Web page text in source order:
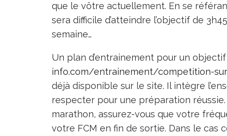
que le vôtre actuellement. En se
sera difficile d’atteindre l’objectif de
semaine…
Un plan d’entrainement pour un
info.com/entrainement/competition-
déjà disponible sur le site. Il intègre
respecter pour une préparation
marathon, assurez-vous que votre
votre FCM en fin de sortie. Dans le cas